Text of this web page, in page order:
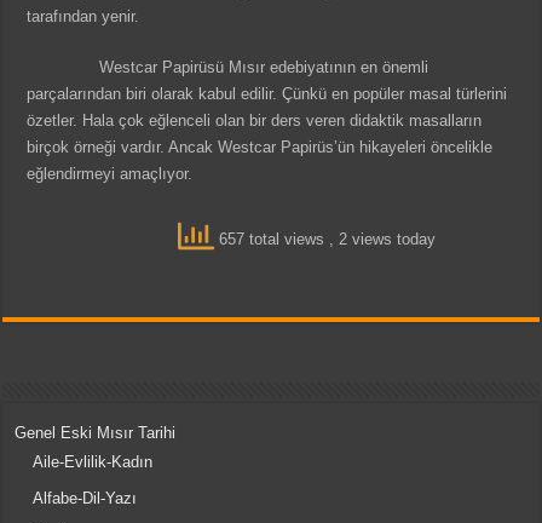
tarafından yenir.
Westcar Papirüsü Mısır edebiyatının en önemli
parçalarından biri olarak kabul edilir. Çünkü en popüler masal türlerini
özetler. Hala çok eğlenceli olan bir ders veren didaktik masalların
birçok örneği vardır. Ancak Westcar Papirüs’ün hikayeleri öncelikle
eğlendirmeyi amaçlıyor.
657 total views , 2 views today
Genel Eski Mısır Tarihi
Aile-Evlilik-Kadın
Alfabe-Dil-Yazı